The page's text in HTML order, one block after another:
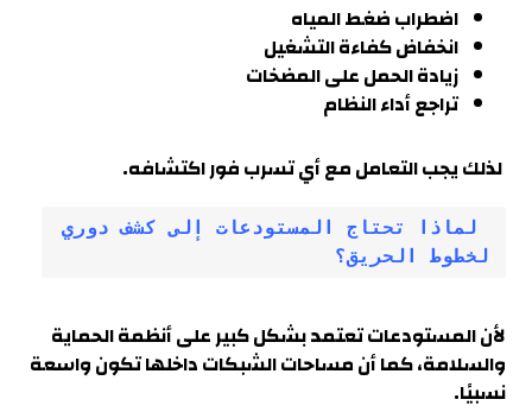
اضطراب ضغط المياه
انخفاض كفاءة التشغيل
زيادة الحمل على المضخات
تراجع أداء النظام
لذلك يجب التعامل مع أي تسرب فور اكتشافه.
لخطوط الحريق؟
لأن المستودعات تعتمد بشكل كبير على أنظمة الحماية
والسلامة، كما أن مساحات الشبكات داخلها تكون واسعة
نسبيًا.